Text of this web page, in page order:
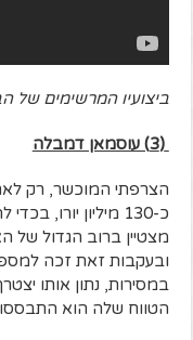
ביצועיו המרשימים של
(3) עוסמאן דמבלה
הצרפתי המוכשר, רק
כ-130 מיליון יורו,
מצטיין ברוב הגדול
במסירות, נתון אותו
הטווח שלה הוא